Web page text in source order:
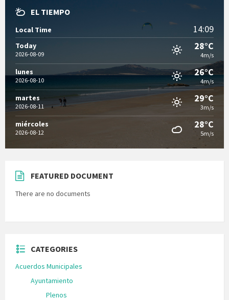
EL TIEMPO
Local Time 14:09
Today
2026-08-09
28°C
4m/s
lunes
2026-08-10
26°C
4m/s
martes
2026-08-11
29°C
3m/s
miércoles
2026-08-12
28°C
5m/s
FEATURED DOCUMENT
There are no documents
CATEGORIES
Acuerdos Municipales
Ayuntamiento
Plenos